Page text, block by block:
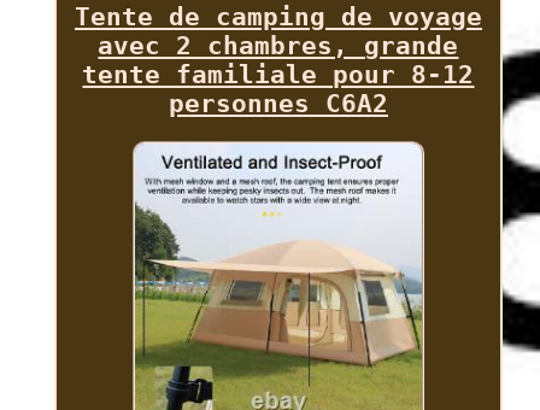
Tente de camping de voyage
avec 2 chambres, grande
tente familiale pour 8-12
personnes C6A2